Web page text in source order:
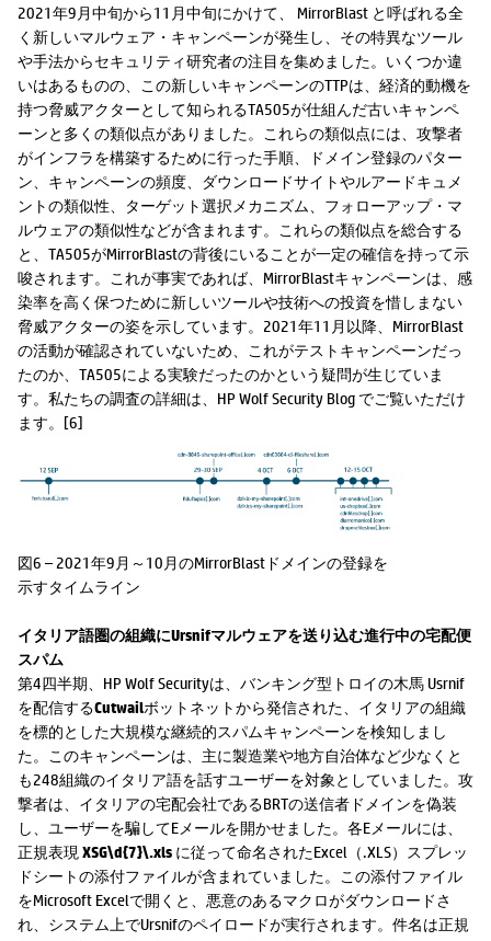
2021年9月中旬から11月中旬にかけて、 MirrorBlast と呼ばれる全
く新しいマルウェア・キャンペーンが発生し、その特異なツール
や手法からセキュリティ研究者の注目を集めました。いくつか違
いはあるものの、この新しいキャンペーンのTTPは、経済的動機を
持つ脅威アクターとして知られるTA505が仕組んだ古いキャンペ
ーンと多くの類似点がありました。これらの類似点には、攻撃者
がインフラを構築するために行った手順、ドメイン登録のパター
ン、キャンペーンの頻度、ダウンロードサイトやルアードキュメ
ントの類似性、ターゲット選択メカニズム、フォローアップ・マ
ルウェアの類似性などが含まれます。これらの類似点を総合する
と、TA505がMirrorBlastの背後にいることが一定の確信を持って示
唆されます。これが事実であれば、MirrorBlastキャンペーンは、感
染率を高く保つために新しいツールや技術への投資を惜しまない
脅威アクターの姿を示しています。2021年11月以降、MirrorBlast
の活動が確認されていないため、これがテストキャンペーンだっ
たのか、TA505による実験だったのかという疑問が生じていま
す。私たちの調査の詳細は、HP Wolf Security Blog でご覧いただけ
ます。[6]
図6 – 2021年9月～10月のMirrorBlastドメインの登録を
示すタイムライン
イタリア語圏の組織にUrsnifマルウェアを送り込む進行中の宅配便
スパム
第4四半期、HP Wolf Securityは、バンキング型トロイの木馬 Usrnif
を配信するCutwailボットネットから発信された、イタリアの組織
を標的とした大規模な継続的スパムキャンペーンを検知しまし
た。このキャンペーンは、主に製造業や地方自治体など少なくと
も248組織のイタリア語を話すユーザーを対象としていました。攻
撃者は、イタリアの宅配会社であるBRTの送信者ドメインを偽装
し、ユーザーを騙してEメールを開かせました。各Eメールには、
正規表現 XSG\d{7}\.xls に従って命名されたExcel（.XLS）スプレッ
ドシートの添付ファイルが含まれていました。この添付ファイル
をMicrosoft Excelで開くと、悪意のあるマクロがダウンロードさ
れ、システム上でUrsnifのペイロードが実行されます。件名は正規